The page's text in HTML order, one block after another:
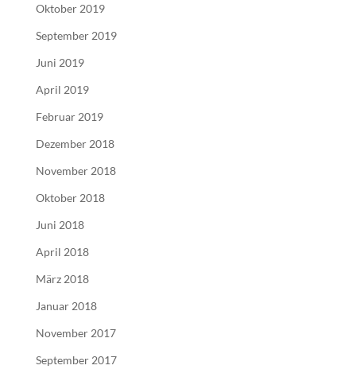
Oktober 2019
September 2019
Juni 2019
April 2019
Februar 2019
Dezember 2018
November 2018
Oktober 2018
Juni 2018
April 2018
März 2018
Januar 2018
November 2017
September 2017